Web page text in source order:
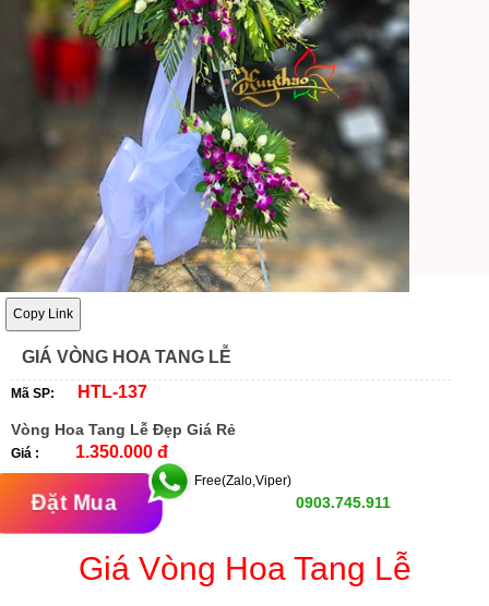
Copy Link
GIÁ VÒNG HOA TANG LỄ
Mã SP: HTL-137
Vòng Hoa Tang Lễ Đẹp Giá Rẻ
Giá : 1.350.000 đ
Đặt Mua
Free(Zalo,Viper)
0903.745.911
Giá Vòng Hoa Tang Lễ